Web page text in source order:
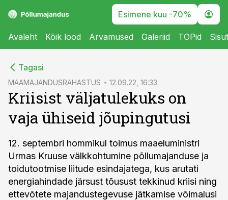
Esimene kuu -70%
Avaleht Kõik lood Arvamused Galeriid TOPid
Tagasi
MAAMAJANDUSRAHASTUS 12.09.22, 16:33
Kriisist väljatulekuks on
vaja ühiseid jõupingutusi
12. septembri hommikul toimus maaeluministri
Urmas Kruuse välkkohtumine põllumajanduse ja
toidutootmise liitude esindajatega, kus arutati
energiahindade järsust tõusust tekkinud kriisi ning
ettevõtete majandustegevuse jätkamise võimalusi